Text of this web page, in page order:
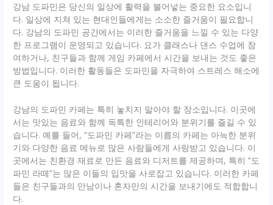
강남 도파민은 당신의 일상에 활력을 불어넣는 중요한 요소입니
다. 일상에 지쳐 있는 현대인들에게는 소소한 즐거움이 필요합니
다. 강남의 도파민 공간에서는 이러한 즐거움을 느낄 수 있는 다양
한 프로그램이 운영되고 있습니다. 요가 클래스나 댄스 수업에 참
여하거나, 친구들과 함께 게임 카페에서 시간을 보내는 것도 좋은
방법입니다. 이러한 활동들은 도파민을 자극하여 스트레스 해소에
큰 도움이 됩니다.
강남의 도파민 카페는 특히 놓치지 말아야 할 장소입니다. 이곳에
서는 맛있는 음료와 함께 독특한 인테리어와 분위기를 즐길 수 있
습니다. 예를 들어, “도파민 카페”라는 이름의 카페는 아늑한 분위
기와 다양한 음료 메뉴로 많은 사람들에게 사랑받고 있습니다. 이
곳에서는 친환경 재료로 만든 음료와 디저트를 제공하며, 특히 “도
파민 라떼”는 많은 이들의 입맛을 사로잡고 있습니다. 이러한 카페
들은 친구들과의 만남이나 혼자만의 시간을 보내기에도 적합합니
다.